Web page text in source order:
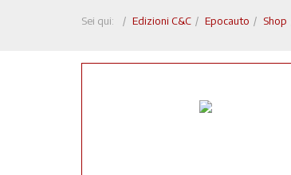
Sei qui: Edizioni C&C Epocauto Shop